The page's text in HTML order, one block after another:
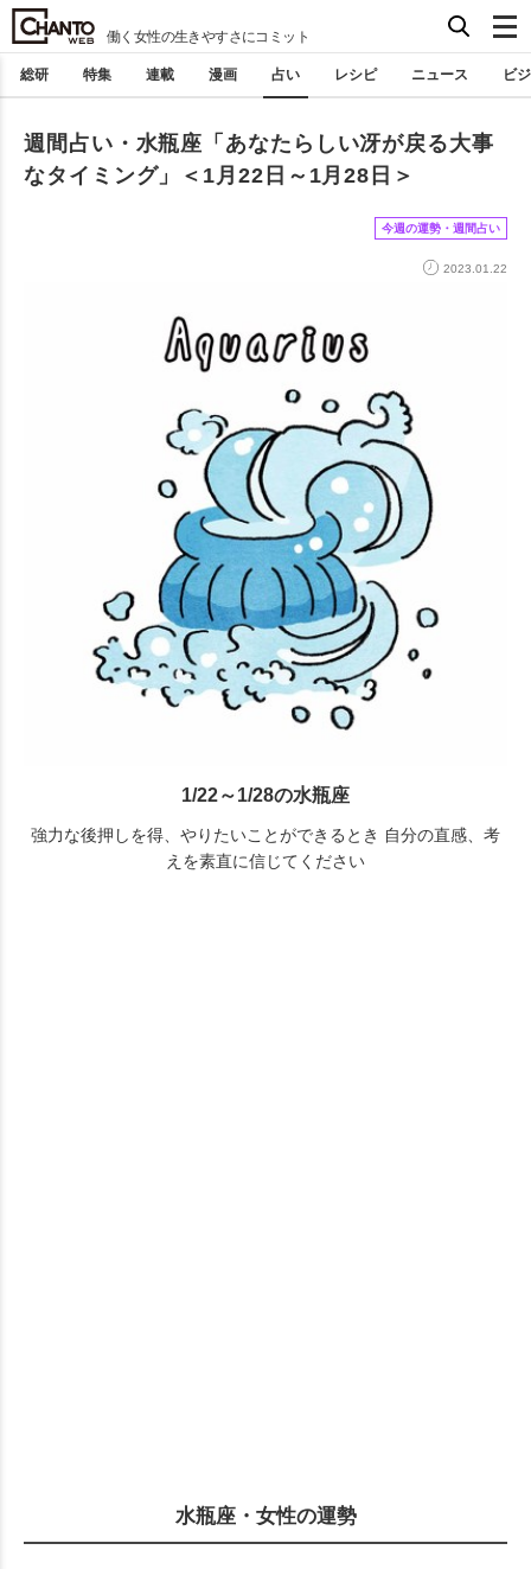
働く女性の生きやすさにコミット
総研 特集 連載 漫画 占い レシピ ニュース ビ
週間占い・水瓶座「あなたらしい冴が戻る大事
なタイミング」＜1月22日～1月28日＞
今週の運勢・週間占い
2023.01.22
1/22～1/28の水瓶座
強力な後押しを得、やりたいことができるとき 自分の直感、考
えを素直に信じてください
水瓶座・女性の運勢